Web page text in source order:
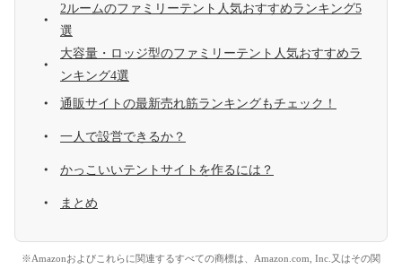
2ルームのファミリーテント人気おすすめランキング5
選
大容量・ロッジ型のファミリーテント人気おすすめラ
ンキング4選
通販サイトの最新売れ筋ランキングもチェック！
一人で設営できるか？
かっこいいテントサイトを作るには？
まとめ
※Amazonおよびこれらに関連するすべての商標は、Amazon.com, Inc.又はその関